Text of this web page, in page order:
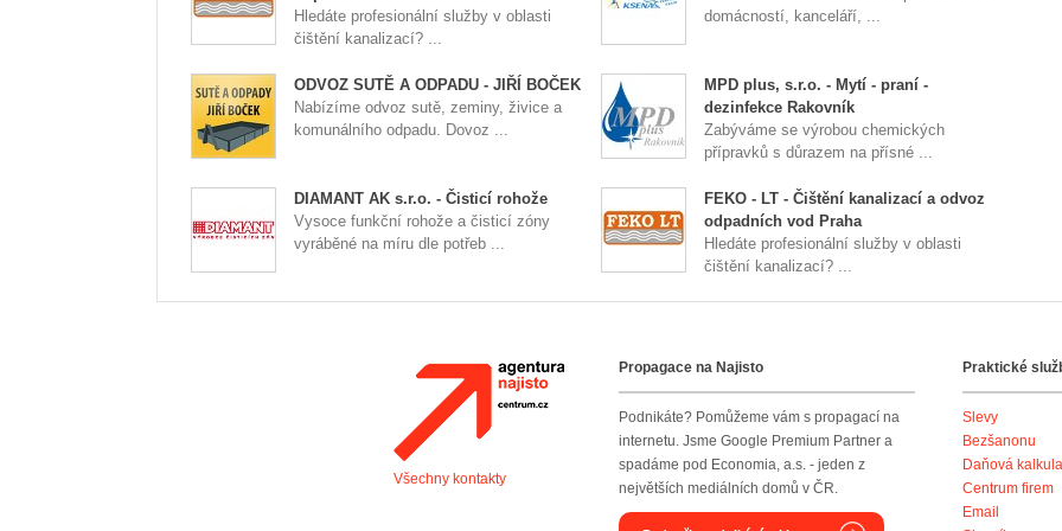
Hledáte profesionální služby v oblasti
čištění kanalizací? ...
domácností, kanceláří, ...
ODVOZ SUTĚ A ODPADU - JIŘÍ BOČEK
Nabízíme odvoz sutě, zeminy, živice a
komunálního odpadu. Dovoz ...
MPD plus, s.r.o. - Mytí - praní -
dezinfekce Rakovník
Zabýváme se výrobou chemických
přípravků s důrazem na přísné ...
DIAMANT AK s.r.o. - Čisticí rohože
Vysoce funkční rohože a čisticí zóny
vyráběné na míru dle potřeb ...
FEKO - LT - Čištění kanalizací a odvoz
odpadních vod Praha
Hledáte profesionální služby v oblasti
čištění kanalizací? ...
Agentura Najisto
Všechny kontakty
Propagace na Najisto
Podnikáte? Pomůžeme vám s propagací na
internetu. Jsme Google Premium Partner a
spadáme pod Economia, a.s. - jeden z
největších mediálních domů v ČR.
Praktické
Slevy
Bezšanonu
Daňová
Centrum firem
Email